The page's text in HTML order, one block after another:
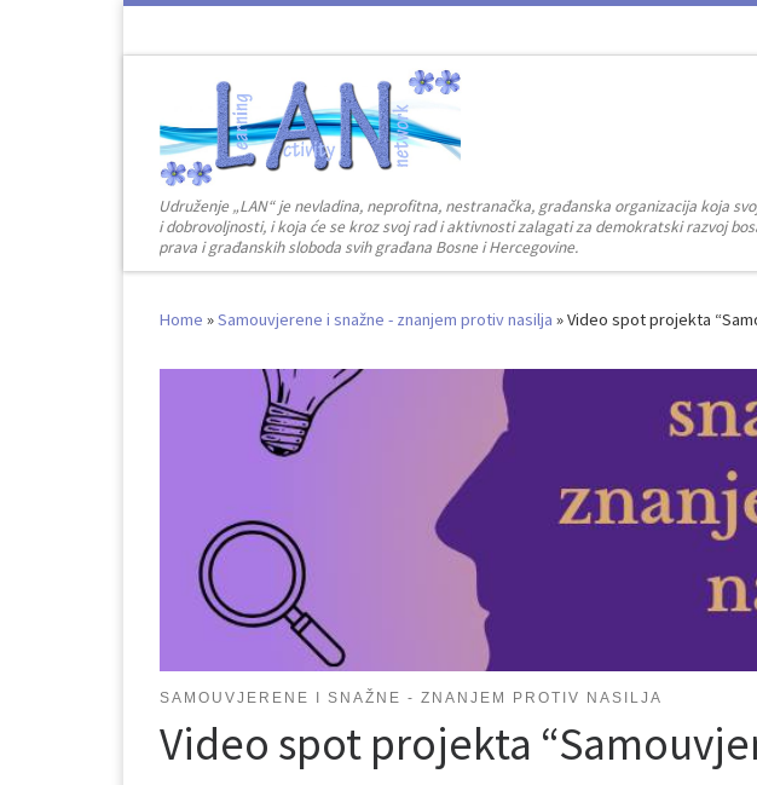
Udruženje „LAN“ je nevladina, neprofitna, nestranačka, građanska organizacija koja
i dobrovoljnosti, i koja će se kroz svoj rad i aktivnosti zalagati za demokratski razvoj
prava i građanskih sloboda svih građana Bosne i Hercegovine.
Home »Samouvjerene i snažne - znanjem protiv nasilja »Video spot projekta
SAMOUVJERENE I SNAŽNE - ZNANJEM PROTIV NASILJA
Video spot projekta